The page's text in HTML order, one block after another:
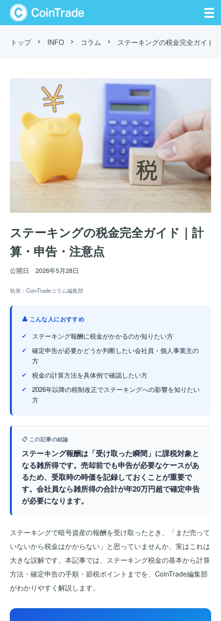
トップ INFO コラム ステーキングの税金完全ガイド
ステーキングの税金完全ガイド｜計
算・申告・注意点
公開日 2026年5月28日
執筆：CoinTradeコラム編集部
👤 こんな人におすすめ
ステーキング報酬に税金がかかるのか知りたい方
確定申告が必要かどうか判断したい会社員・個人事業主の
方
税金の計算方法を具体例で確認したい方
2026年以降の税制改正でステーキングへの影響を知りたい
方
📋 この記事の結論
ステーキング報酬は「受け取った瞬間」に課税対象と
なる雑所得です。売却前でも申告が必要なケースがあ
るため、受取時の時価を記録しておくことが重要で
す。会社員なら雑所得の合計が年20万円超で確定申告
が必要になります。
ステーキングで暗号資産の報酬を受け取ったとき、「まだ売って
いないから税金はかからない」と思っていませんか。実はこれは
大きな誤解です。本記事では、ステーキング税金の基本から計算
方法・確定申告の手順・節税ポイントまでを、CoinTrade編集部
がわかりやすく解説します。